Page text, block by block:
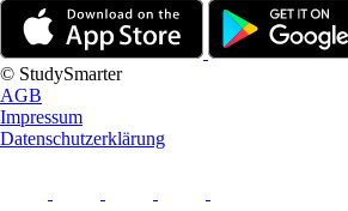
© StudySmarter
AGB
Impressum
Datenschutzerklärung